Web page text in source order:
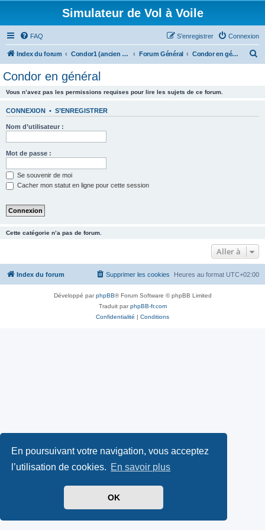
En poursuivant votre navigation, vous acceptez
l’utilisation de cookies. En savoir plus
OK
Simulateur de Vol à Voile
FAQ Connexion
S’enregistrer
Index du forum Condor1 (ancien forum) Forum Général Condor en général
Condor en général
Vous n’avez pas les permissions requises pour lire les sujets de ce forum.
CONNEXION • S’ENREGISTRER
Nom d’utilisateur :
Mot de passe :
Se souvenir de moi
Cacher mon statut en ligne pour cette session
Cette catégorie n’a pas de forum.
Aller à
Index du forum Heures au format UTC+02:00
Supprimer les cookies
Développé parphpBB® Forum Software © phpBB Limited
Traduit parphpBB-fr.com
Confidentialité | Conditions